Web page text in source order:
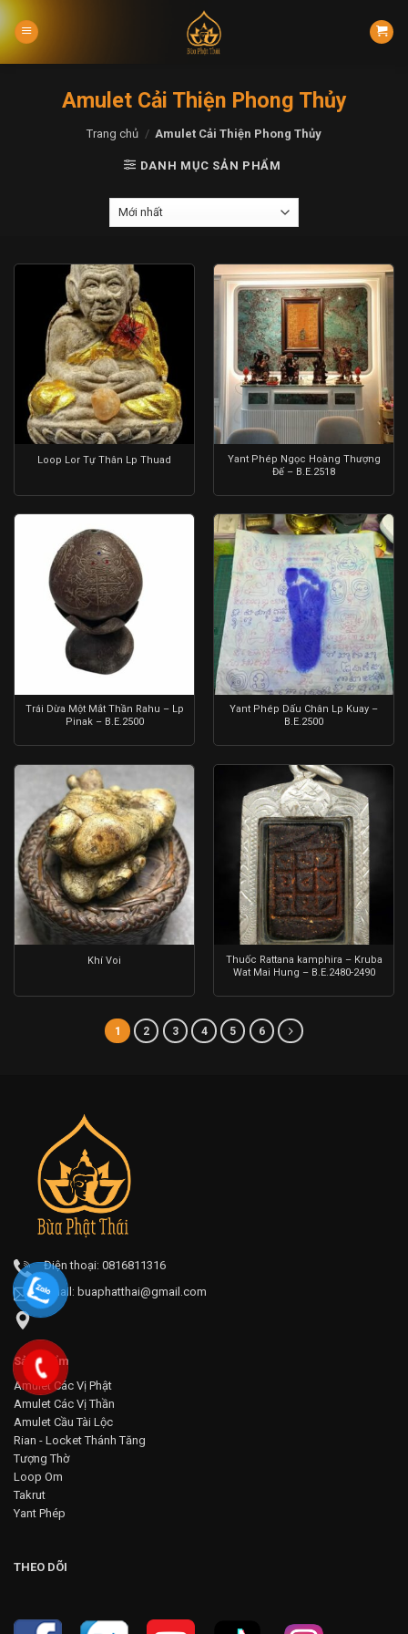
Skip
to
content
Amulet Cải Thiện Phong Thủy
Trang chủ / Amulet Cải Thiện Phong Thủy
DANH MỤC SẢN PHẨM
Loop Lor Tự Thân Lp Thuad
Yant Phép Ngọc Hoàng Thượng
Đế – B.E.2518
Trái Dừa Một Mắt Thần Rahu – Lp
Pinak – B.E.2500
Yant Phép Dấu Chân Lp Kuay –
B.E.2500
Khí Voi
Thuốc Rattana kamphira – Kruba
Wat Mai Hung – B.E.2480-2490
1 2 3 4 5 6
Điện thoại: 0816811316
Email: buaphatthai@gmail.com
Sản phẩm
Amulet Các Vị Phật
Amulet Các Vị Thần
Amulet Cầu Tài Lộc
Rian - Locket Thánh Tăng
Tượng Thờ
Loop Om
Takrut
Yant Phép
THEO DÕI